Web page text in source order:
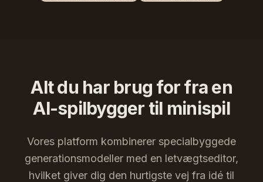
Alt du har brug for fra en
AI-spilbygger til minispil
Vores platform kombinerer specialbyggede
generationsmodeller med en letvægtseditor,
hvilket giver dig den hurtigste vej fra idé til